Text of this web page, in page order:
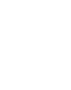
Säule,